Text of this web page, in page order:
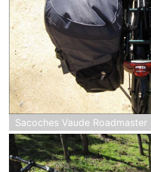
Sacoches Vaude Roadmaster